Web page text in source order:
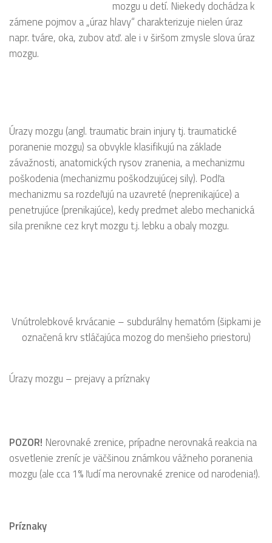
mozgu u detí. Niekedy dochádza k
zámene pojmov a „úraz hlavy“ charakterizuje nielen úraz
napr. tváre, oka, zubov atď. ale i v širšom zmysle slova úraz
mozgu.
Úrazy mozgu (angl. traumatic brain injury tj. traumatické
poranenie mozgu) sa obvykle klasifikujú na základe
závažnosti, anatomických rysov zranenia, a mechanizmu
poškodenia (mechanizmu poškodzujúcej sily). Podľa
mechanizmu sa rozdeľujú na uzavreté (neprenikajúce) a
penetrujúce (prenikajúce), kedy predmet alebo mechanická
sila prenikne cez kryt mozgu t.j. lebku a obaly mozgu.
Vnútrolebkové krvácanie – subdurálny hematóm (šipkami je
označená krv stláčajúca mozog do menšieho priestoru)
Úrazy mozgu – prejavy a príznaky
POZOR! Nerovnaké zrenice, prípadne nerovnaká reakcia na
osvetlenie zreníc je väčšinou známkou vážneho poranenia
mozgu (ale cca 1% ľudí ma nerovnaké zrenice od narodenia!).
Príznaky